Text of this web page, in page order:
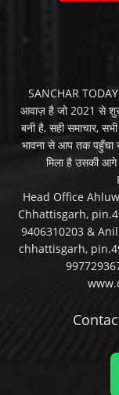
SANCHAR
आवाज़ है जो 2021 से शुरू
बनी है, सही समाचार, सभी
भावना से आप तक पहुँचा
मिला है उसकी आगे
Head Office
Chhattisgarh,
9406310203 &
chhattisgarh,